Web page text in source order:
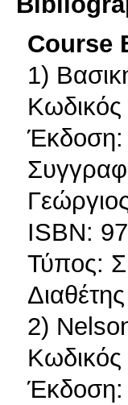
Course
1)
Έκδοση:
ISBN:
Τύπος:
2)
Έκδοση: